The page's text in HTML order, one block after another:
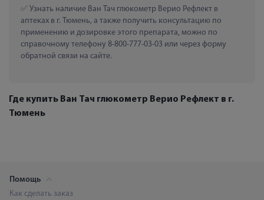
Узнать наличие Ван Тач глюкометр Верио Рефлект в
аптеках в г. Тюмень, а также получить консультацию по
применению и дозировке этого препарата, можно по
справочному телефону 8-800-777-03-03 или через форму
обратной связи на сайте.
Где купить Ван Тач глюкометр Верио Рефлект в г.
Тюмень
Помощь
Как сделать заказ